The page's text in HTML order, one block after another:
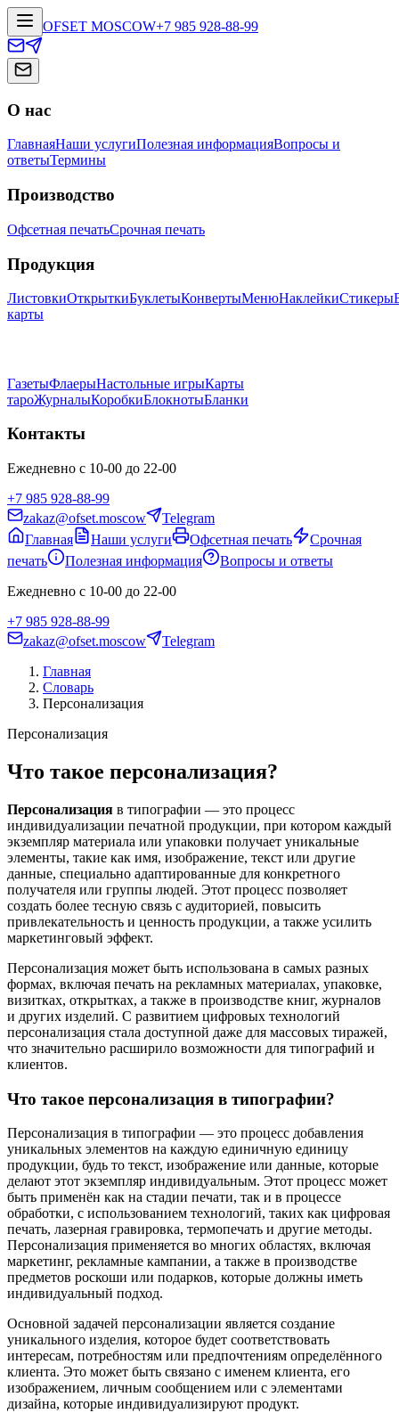
OFSET MOSCOW+7 985 928-88-99
О нас
ГлавнаяНаши услугиПолезная информацияВопросы и
ответыТермины
Производство
Офсетная печатьСрочная печать
Продукция
ЛистовкиОткрыткиБуклетыКонвертыМенюНаклейкиСтикеры
карты
ГазетыФлаерыНастольные игрыКарты
тароЖурналыКоробкиБлокнотыБланки
Контакты
Ежедневно с 10-00 до 22-00
+7 985 928-88-99
zakaz@ofset.moscow
Telegram
Главная
Наши услуги Офсетная печать
Срочная
печать
Полезная информация
Вопросы и ответы
Ежедневно с 10-00 до 22-00
+7 985 928-88-99
zakaz@ofset.moscow
Telegram
Главная
Словарь
Персонализация
Персонализация
Что такое персонализация?
Персонализация в типографии — это процесс
индивидуализации печатной продукции, при котором каждый
экземпляр материала или упаковки получает уникальные
элементы, такие как имя, изображение, текст или другие
данные, специально адаптированные для конкретного
получателя или группы людей. Этот процесс позволяет
создать более тесную связь с аудиторией, повысить
привлекательность и ценность продукции, а также усилить
маркетинговый эффект.
Персонализация может быть использована в самых разных
формах, включая печать на рекламных материалах, упаковке,
визитках, открытках, а также в производстве книг, журналов
и других изделий. С развитием цифровых технологий
персонализация стала доступной даже для массовых тиражей,
что значительно расширило возможности для типографий и
клиентов.
Что такое персонализация в типографии?
Персонализация в типографии — это процесс добавления
уникальных элементов на каждую единичную единицу
продукции, будь то текст, изображение или данные, которые
делают этот экземпляр индивидуальным. Этот процесс может
быть применён как на стадии печати, так и в процессе
обработки, с использованием технологий, таких как цифровая
печать, лазерная гравировка, термопечать и другие методы.
Персонализация применяется во многих областях, включая
маркетинг, рекламные кампании, а также в производстве
предметов роскоши или подарков, которые должны иметь
индивидуальный подход.
Основной задачей персонализации является создание
уникального изделия, которое будет соответствовать
интересам, потребностям или предпочтениям определённого
клиента. Это может быть связано с именем клиента, его
изображением, личным сообщением или с элементами
дизайна, которые индивидуализируют продукт.